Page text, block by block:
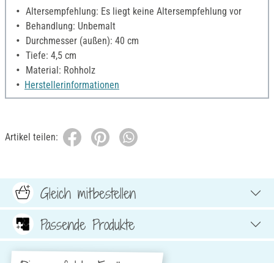
Altersempfehlung: Es liegt keine Altersempfehlung vor
Behandlung: Unbemalt
Durchmesser (außen): 40 cm
Tiefe: 4,5 cm
Material: Rohholz
Herstellerinformationen
Artikel teilen:
Gleich mitbestellen
Passende Produkte